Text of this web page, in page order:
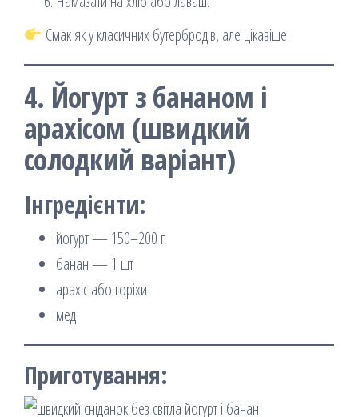
Смак як у класичних бутербродів, але цікавіше.
4. Йогурт з бананом і
арахісом (швидкий
солодкий варіант)
Інгредієнти:
йогурт — 150–200 г
банан — 1 шт
арахіс або горіхи
мед
Приготування: